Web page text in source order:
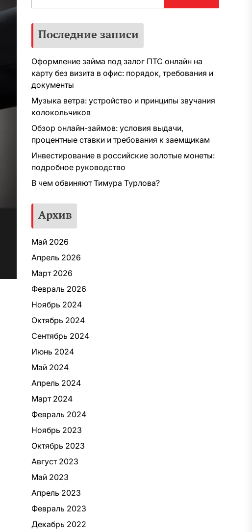
Последние записи
Оформление займа под залог ПТС онлайн на
карту без визита в офис: порядок, требования и
документы
Музыка ветра: устройство и принципы звучания
колокольчиков
Обзор онлайн-займов: условия выдачи,
процентные ставки и требования к заемщикам
Инвестирование в российские золотые монеты:
подробное руководство
В чем обвиняют Тимура Турлова?
Архив
Май 2026
Апрель 2026
Март 2026
Февраль 2026
Ноябрь 2024
Октябрь 2024
Сентябрь 2024
Июнь 2024
Май 2024
Апрель 2024
Март 2024
Февраль 2024
Ноябрь 2023
Октябрь 2023
Август 2023
Май 2023
Апрель 2023
Февраль 2023
Декабрь 2022